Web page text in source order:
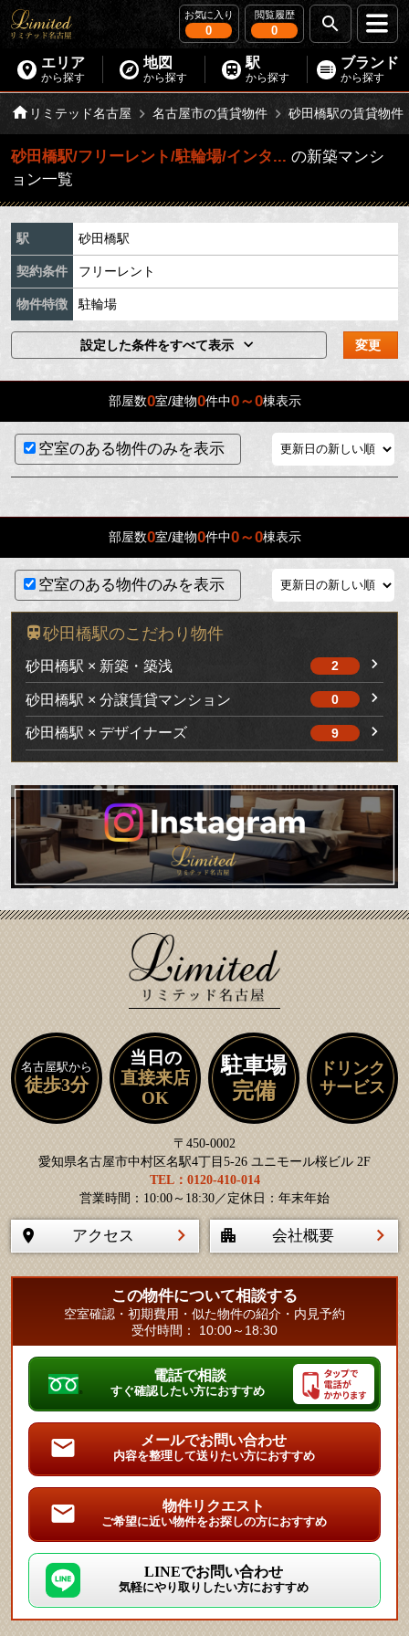
お気に入り
0
閲覧履歴
0
エリア
から探す
地図
から探す
駅
から探す
ブランド
から探す
リミテッド名古屋 名古屋市の賃貸物件 砂田橋駅の賃貸物件
砂田橋駅/フリーレント/駐輪場/インタ... の新築マンシ
ョン一覧
駅 砂田橋駅
契約条件 フリーレント
物件特徴 駐輪場
設定した条件をすべて表示 変更
部屋数0室/建物0件中0～0棟表示
空室のある物件のみを表示
部屋数0室/建物0件中0～0棟表示
空室のある物件のみを表示
砂田橋駅のこだわり物件
砂田橋駅 × 新築・築浅 2
砂田橋駅 × 分譲賃貸マンション 0
砂田橋駅 × デザイナーズ 9
名古屋駅から
徒歩3分
当日の
直接来店
OK
駐車場
完備
ドリンク
サービス
〒450-0002
愛知県名古屋市中村区名駅4丁目5-26 ユニモール桜ビル 2F
TEL：0120-410-014
営業時間：10:00～18:30／定休日：年末年始
アクセス 会社概要
この物件について相談する
空室確認・初期費用・似た物件の紹介・内見予約
受付時間： 10:00～18:30
電話で相談
すぐ確認したい方におすすめ
メールでお問い合わせ
内容を整理して送りたい方におすすめ
物件リクエスト
ご希望に近い物件をお探しの方におすすめ
LINEでお問い合わせ
気軽にやり取りしたい方におすすめ